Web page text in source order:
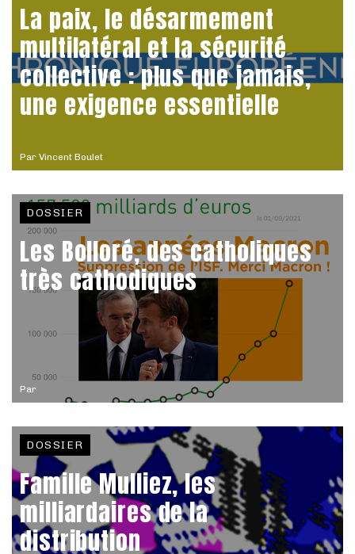
Par Vincent Boulet
La paix, le désarmement
multilatéral et la sécurité
collective : plus que jamais,
une exigence essentielle
Par
DOSSIER
Les Bolloré, des catholiques
très cathodiques
DOSSIER
Famille Mulliez, les
milliardaires de la
distribution